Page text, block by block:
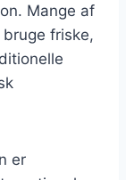
Mange af
friske,
er